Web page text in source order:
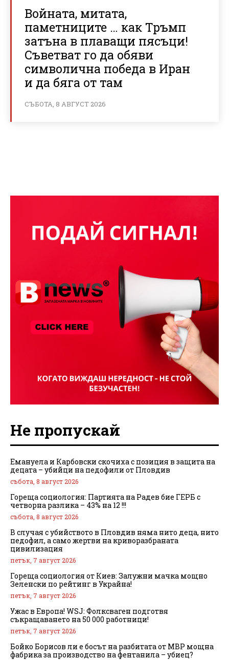
Войната, митата,
паметниците … как Тръмп
затъна в плаващи пясъци!
Съветват го да обяви
символична победа в Иран
и да бяга от там
СЪБОТА, 8 АВГУСТ 2026
Не пропускай
Емануела и Карбовски скочиха с позиция в защита на
децата – убийци на педофили от Пловдив
събота, 8 август 2026
Гореща социология: Партията на Радев бие ГЕРБ с
четворна разлика – 43% на 12 !!!
събота, 8 август 2026
В случая с убийството в Пловдив няма нито деца, нито
педофил, а само жертви на криворазбраната
цивилизация
петък, 7 август 2026
Гореща социология от Киев: Залужни мачка мощно
Зеленски по рейтинг в Украйна!
петък, 7 август 2026
Ужас в Европа! WSJ: Фолксваген подготвя
съкращаването на 50 000 работници!
петък, 7 август 2026
Бойко Борисов ли е босът на разбитата от МВР мощна
фабрика за производство на фентанила – убиец?